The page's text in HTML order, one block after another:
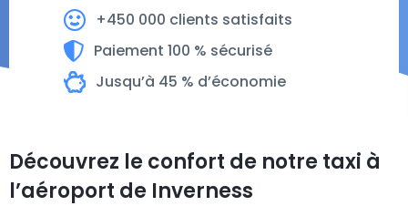
+450 000 clients satisfaits
Paiement 100 % sécurisé
Jusqu’à 45 % d’économie
Découvrez le confort de notre taxi à
l’aéroport de Inverness